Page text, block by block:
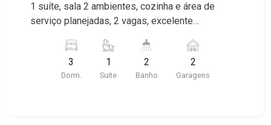
1 suíte, sala 2 ambientes, cozinha e área de
serviço planejadas, 2 vagas, excelente
Raya. * Imóvel alugado, ideal para renda. *
3
Dorm.
1
Suite
2
Banho
2
Garagens